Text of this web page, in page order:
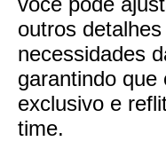
outros
necessidades
garantindo que
exclusivo e
time.